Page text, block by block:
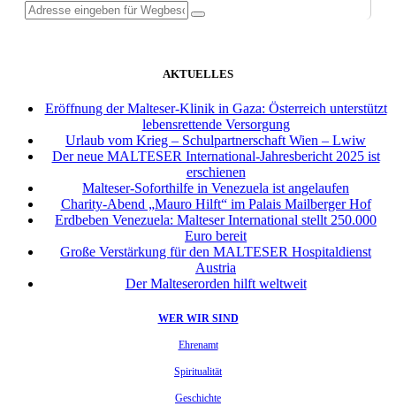
AKTUELLES
Eröffnung der Malteser-Klinik in Gaza: Österreich unterstützt
lebensrettende Versorgung
Urlaub vom Krieg – Schulpartnerschaft Wien – Lwiw
Der neue MALTESER International-Jahresbericht 2025 ist
erschienen
Malteser-Soforthilfe in Venezuela ist angelaufen
Charity-Abend „Mauro Hilft“ im Palais Mailberger Hof
Erdbeben Venezuela: Malteser International stellt 250.000
Euro bereit
Große Verstärkung für den MALTESER Hospitaldienst
Austria
Der Malteserorden hilft weltweit
WER WIR SIND
Ehrenamt
Spiritualität
Geschichte